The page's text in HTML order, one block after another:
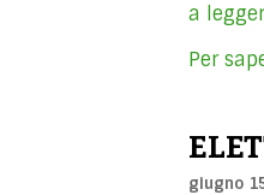
a
Per
giugno